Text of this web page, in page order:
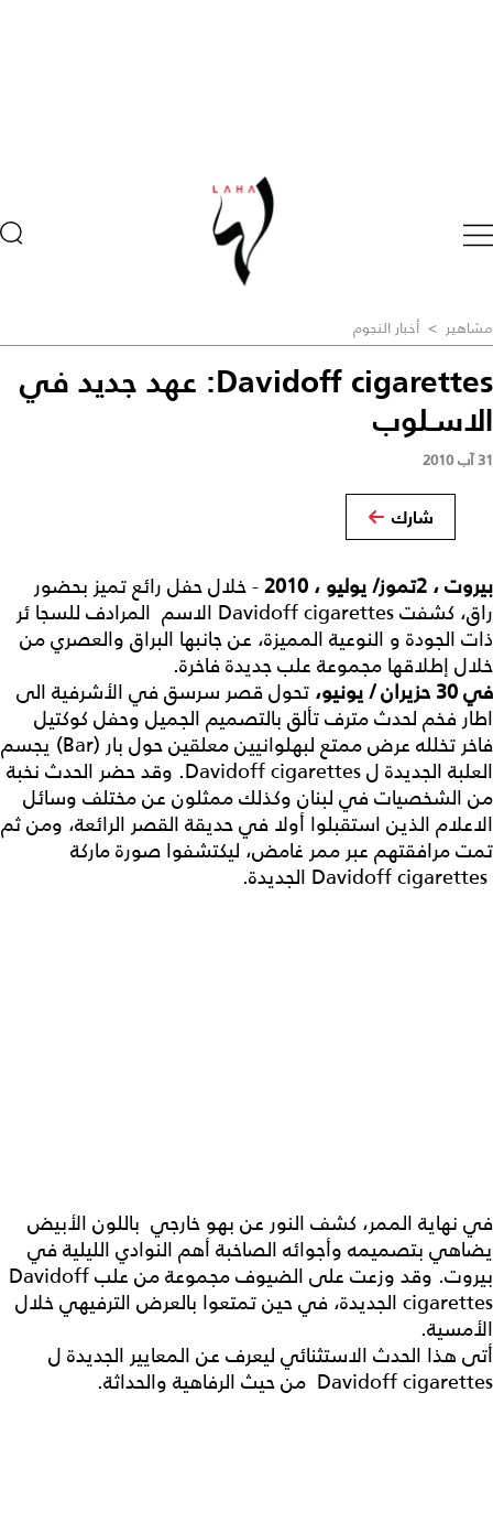
مشاهير > أخبار النجوم
Davidoff cigarettes: عهد جديد في
الاسـلوب
31 آب 2010
شارك
بيروت ، 2تموز/ يوليو ، 2010
- خلال حفل رائع تميز بحضور
راق، كشفت Davidoff cigarettes الاسم المرادف للسجا ئر
ذات الجودة و النوعية المميزة، عن جانبها البراق والعصري من
خلال إطلاقها مجموعة علب جديدة فاخرة.
في 30 حزيران / يونيو،
تحول قصر سرسق في الأشرفية الى
اطار فخم لحدث مترف تألق بالتصميم الجميل وحفل كوكتيل
فاخر تخلله عرض ممتع لبهلوانيين معلقين حول بار (Bar) يجسم
العلبة الجديدة ل Davidoff cigarettes. وقد حضر الحدث نخبة
من الشخصيات في لبنان وكذلك ممثلون عن مختلف وسائل
الاعلام الذين استقبلوا أولا في حديقة القصر الرائعة، ومن ثم
تمت مرافقتهم عبر ممر غامض، ليكتشفوا صورة ماركة
في نهاية الممر، كشف النور عن بهو خارجي باللون الأبيض
يضاهي بتصميمه وأجوائه الصاخبة أهم النوادي الليلية في
بيروت. وقد وزعت على الضيوف مجموعة من علب Davidoff
cigarettes الجديدة، في حين تمتعوا بالعرض الترفيهي خلال
الأمسية.
أتى هذا الحدث الاستثنائي ليعرف عن المعايير الجديدة ل
Davidoff cigarettes من حيث الرفاهية والحداثة.